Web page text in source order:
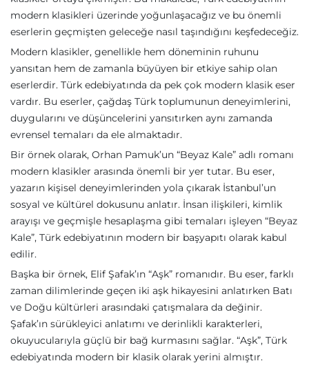
modern klasikleri üzerinde yoğunlaşacağız ve bu önemli
eserlerin geçmişten geleceğe nasıl taşındığını keşfedeceğiz.
Modern klasikler, genellikle hem döneminin ruhunu
yansıtan hem de zamanla büyüyen bir etkiye sahip olan
eserlerdir. Türk edebiyatında da pek çok modern klasik eser
vardır. Bu eserler, çağdaş Türk toplumunun deneyimlerini,
duygularını ve düşüncelerini yansıtırken aynı zamanda
evrensel temaları da ele almaktadır.
Bir örnek olarak, Orhan Pamuk’un “Beyaz Kale” adlı romanı
modern klasikler arasında önemli bir yer tutar. Bu eser,
yazarın kişisel deneyimlerinden yola çıkarak İstanbul’un
sosyal ve kültürel dokusunu anlatır. İnsan ilişkileri, kimlik
arayışı ve geçmişle hesaplaşma gibi temaları işleyen “Beyaz
Kale”, Türk edebiyatının modern bir başyapıtı olarak kabul
edilir.
Başka bir örnek, Elif Şafak’ın “Aşk” romanıdır. Bu eser, farklı
zaman dilimlerinde geçen iki aşk hikayesini anlatırken Batı
ve Doğu kültürleri arasındaki çatışmalara da değinir.
Şafak’ın sürükleyici anlatımı ve derinlikli karakterleri,
okuyucularıyla güçlü bir bağ kurmasını sağlar. “Aşk”, Türk
edebiyatında modern bir klasik olarak yerini almıştır.